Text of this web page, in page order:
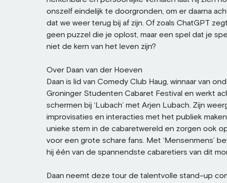
onszelf eindelijk te doorgronden, om er daarna
dat we weer terug bij af zijn. Of zoals ChatGPT
geen puzzel die je oplost, maar een spel dat je
niet de kern van het leven zijn?
Over Daan van der Hoeven
Daan is lid van Comedy Club Haug, winnaar van
Groninger Studenten Cabaret Festival en werkt
schermen bij ‘Lubach’ met Arjen Lubach. Zijn
improvisaties en interacties met het publiek
unieke stem in de cabaretwereld en zorgen ook
voor een grote schare fans. Met ‘Mensenmens’
hij één van de spannendste cabaretiers van dit
Daan neemt deze tour de talentvolle stand-up